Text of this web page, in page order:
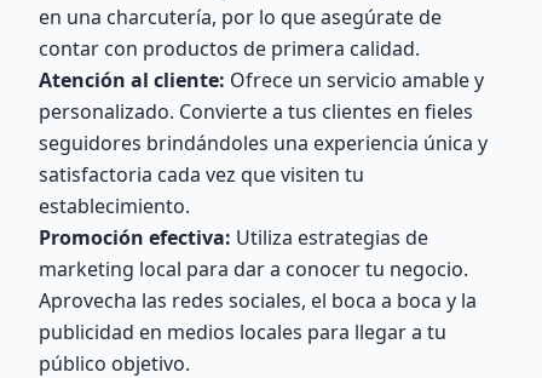
en una charcutería, por lo que asegúrate de
contar con productos de primera calidad.
Atención al cliente: Ofrece un servicio amable y
personalizado. Convierte a tus clientes en fieles
seguidores brindándoles una experiencia única y
satisfactoria cada vez que visiten tu
establecimiento.
Promoción efectiva: Utiliza estrategias de
marketing local para dar a conocer tu negocio.
Aprovecha las redes sociales, el boca a boca y la
publicidad en medios locales para llegar a tu
público objetivo.